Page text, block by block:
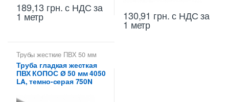
189,13 грн.с НДС за
1 метр 130,91 грн.с НДС за
1 метр
Трубы жесткие ПВХ 50 мм
Труба гладкая жесткая
ПВХ КОПОС Ø 50 мм 4050
LA, темно-серая 750N